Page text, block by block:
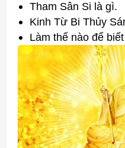
Tham Sân Si là gì.
Kinh Từ Bi Thủy
Làm thế nào để